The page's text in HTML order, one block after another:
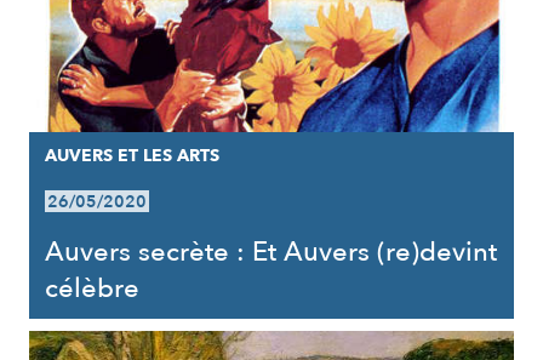
AUVERS ET LES ARTS
26/05/2020
Auvers secrète : Et Auvers (re)devint
célèbre